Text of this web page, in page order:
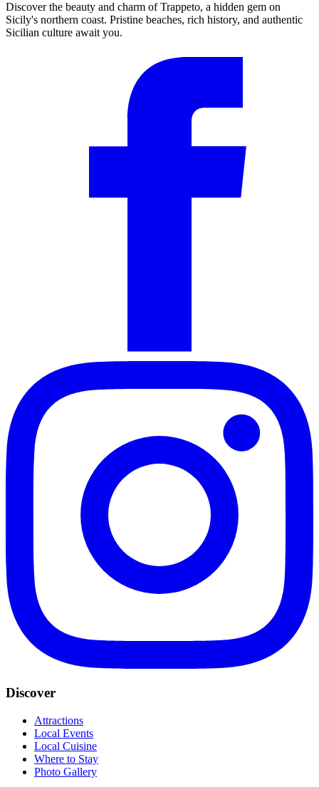
Discover the beauty and charm of Trappeto, a hidden gem on
Sicily's northern coast. Pristine beaches, rich history, and authentic
Sicilian culture await you.
Discover
Attractions
Local Events
Local Cuisine
Where to Stay
Photo Gallery